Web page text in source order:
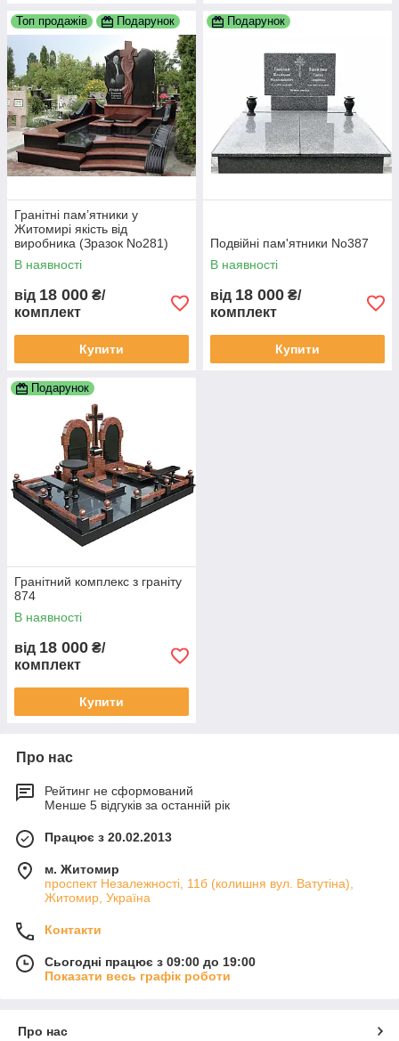
Топ продажів Подарунок
Гранітні пам’ятники у
Житомирі якість від
виробника (Зразок No281)
В наявності
від 18 000 ₴/
комплект
Купити
Подарунок
Подвійні пам'ятники No387
В наявності
від 18 000 ₴/
комплект
Купити
Подарунок
Гранітний комплекс з граніту
874
В наявності
від 18 000 ₴/
комплект
Купити
Про нас
Рейтинг не сформований
Менше 5 відгуків за останній рік
Працює з 20.02.2013
м. Житомир
проспект Незалежності, 11б (колишня вул. Ватутіна),
Житомир, Україна
Контакти
Сьогодні працює з 09:00 до 19:00
Показати весь графік роботи
Про нас